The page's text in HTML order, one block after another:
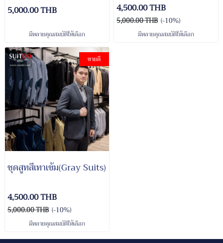
5,000.00 THB
มีหลายคุณสมบัติให้เลือก
4,500.00 THB
5,000.00 THB (-10%)
มีหลายคุณสมบัติให้เลือก
ขายดี
ชุดสูทสีเทาเข้ม(Gray Suits)
4,500.00 THB
5,000.00 THB (-10%)
มีหลายคุณสมบัติให้เลือก